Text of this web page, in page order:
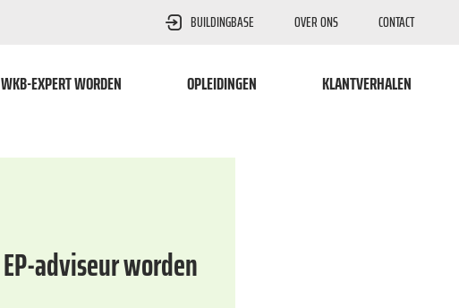
BUILDINGBASE OVER ONS CONTACT
WKB-EXPERT WORDEN OPLEIDINGEN KLANTVERHALEN
EP-adviseur worden